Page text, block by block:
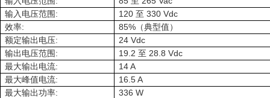
输入电压范围 : 120 至 330 Vdc
效率: 85% （典型值）
额定输出电压: 24 Vdc
输出电压范围 : 19.2 至 28.8 Vdc
最大输出电流: 14 A
最大峰值电流: 16.5 A
最大输出功率: 336 W